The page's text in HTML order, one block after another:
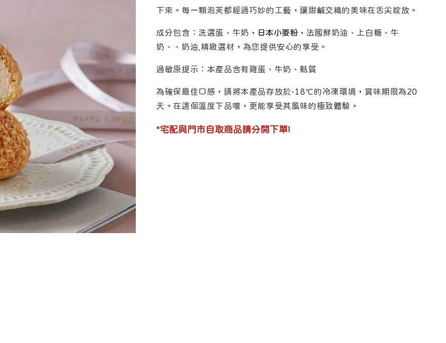
下來。每一顆泡芙都經過巧妙的工藝，讓甜鹹交織的美味在舌尖綻放。
成分包含：洗選蛋、牛奶 、日本小麥粉、 法國鮮奶油、上白糖、牛
奶、、奶油,精緻選材，為您提供安心的享受。
過敏原提示：本產品含有雞蛋、牛奶、麩質
為確保最佳口感，請將本產品存放於-18℃的冷凍環境，賞味期限為20
天。在這個溫度下品嚐，更能享受其風味的極致體驗。
*宅配與門市自取商品請分開下單!